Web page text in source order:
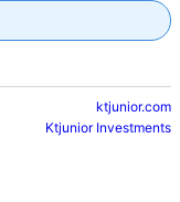
ktjunior.com
Ktjunior Investments